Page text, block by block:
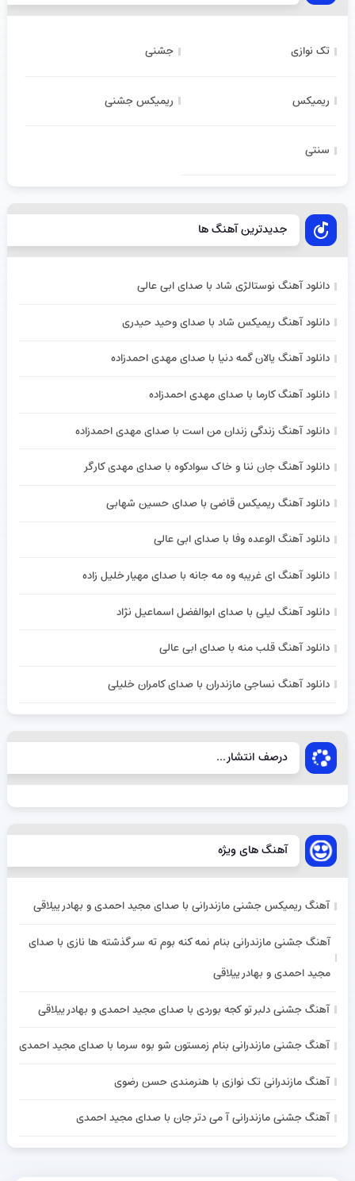
تک نوازی جشنی
ریمیکس ریمیکس جشنی
سنتی
جدیدترین آهنگ ها
دانلود آهنگ نوستالژی شاد با صدای ابی عالی
دانلود آهنگ ریمیکس شاد با صدای وحید حیدری
دانلود آهنگ یالان گمه دنیا با صدای مهدی احمدزاده
دانلود آهنگ کارما با صدای مهدی احمدزاده
دانلود آهنگ زندگی زندان من است با صدای مهدی احمدزاده
دانلود آهنگ جان ننا و خاک سوادکوه با صدای مهدی کارگر
دانلود آهنگ ریمیکس قاضی با صدای حسین شهابی
دانلود آهنگ الوعده وفا با صدای ابی عالی
دانلود آهنگ ای غریبه وه مه جانه با صدای مهیار خلیل زاده
دانلود آهنگ لیلی با صدای ابوالفضل اسماعیل نژاد
دانلود آهنگ قلب منه با صدای ابی عالی
دانلود آهنگ نساجی مازندران با صدای کامران خلیلی
درصف انتشار...
آهنگ های ویژه
آهنگ ریمیکس جشنی مازندرانی با صدای مجید احمدی و بهادر ییلاقی
آهنگ جشنی مازندرانی بنام نمه کنه بوم ته سر گذشته ها نازی با صدای
مجید احمدی و بهادر ییلاقی
آهنگ جشنی دلبر تو کجه بوردی با صدای مجید احمدی و بهادر ییلاقی
آهنگ جشنی مازندرانی بنام زمستون شو بوه سرما با صدای مجید احمدی
آهنگ مازندرانی تک نوازی با هنرمندی حسن رضوی
آهنگ جشنی مازندرانی آ می دتر جان با صدای مجید احمدی